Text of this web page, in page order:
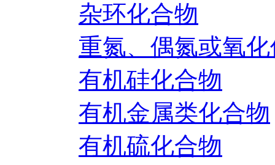
杂环化合物
重氮、偶氮或氧
有机硅化合物
有机金属类化合物
有机硫化合物